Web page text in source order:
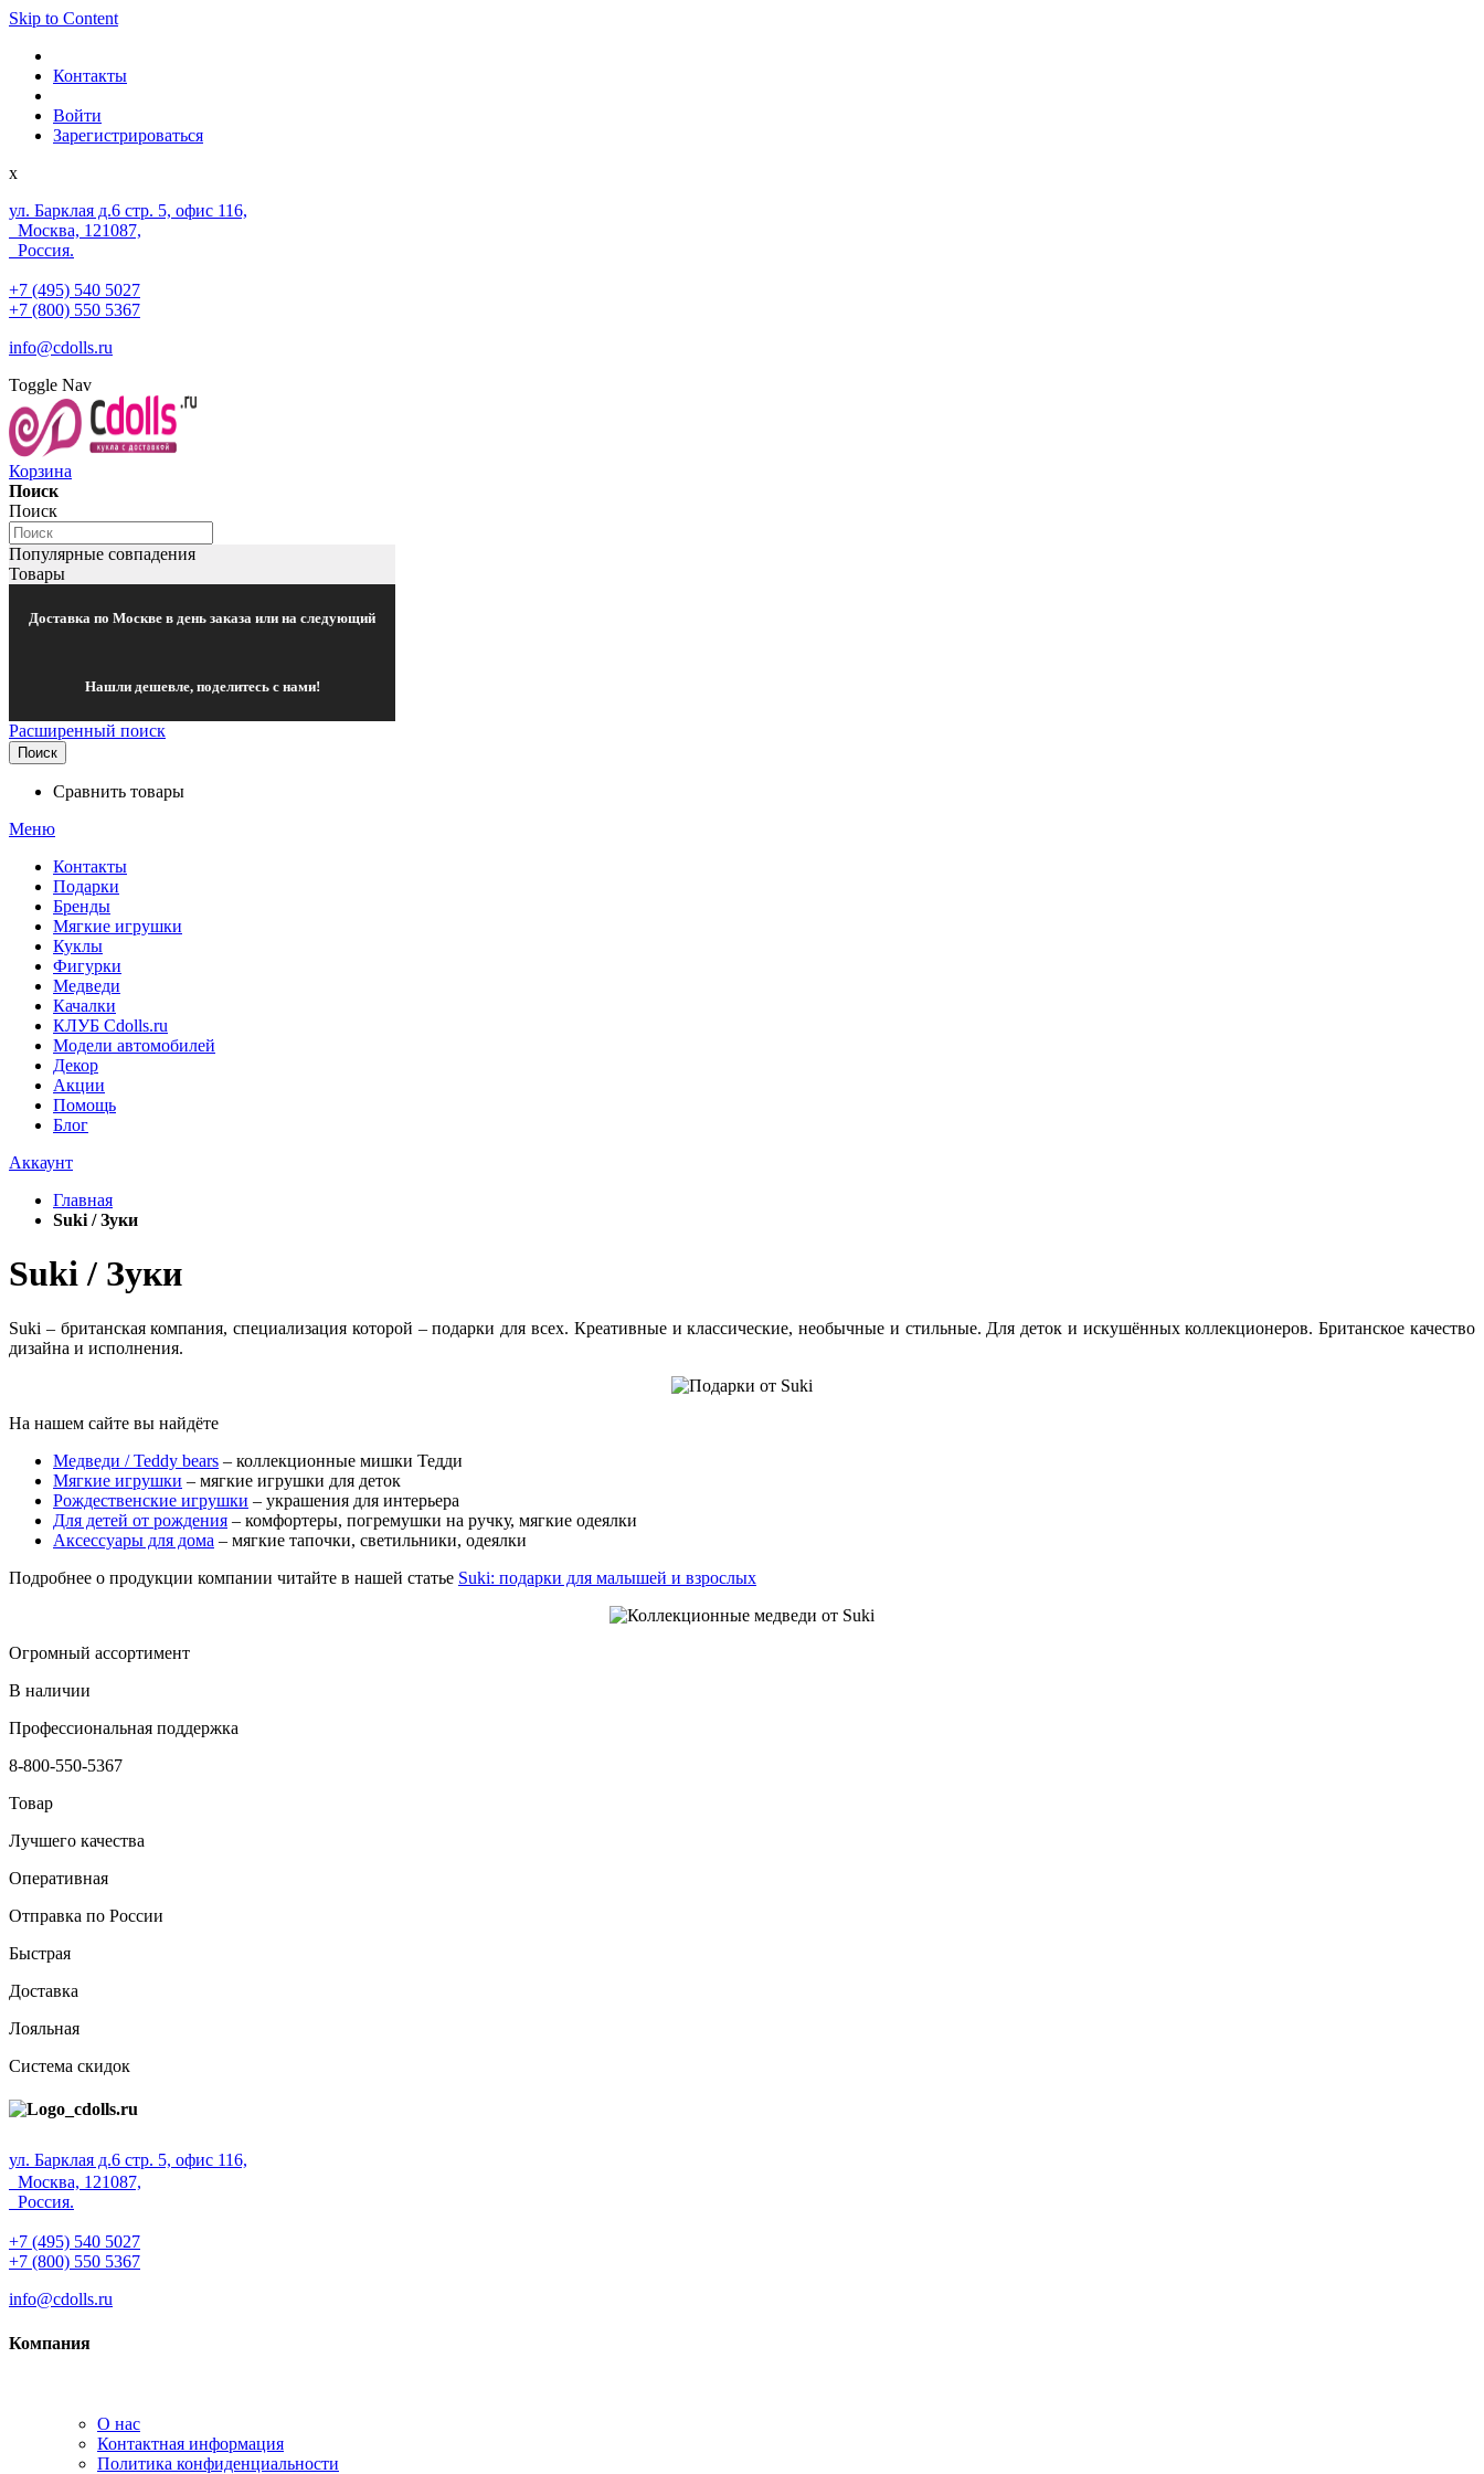
Skip to Content
Контакты
Войти
Зарегистрироваться
x
ул. Барклая д.6 стр. 5, офис 116,
Москва, 121087,
Россия.
+7 (495) 540 5027
+7 (800) 550 5367
info@cdolls.ru
Toggle Nav
Корзина
Поиск
Поиск
Популярные совпадения
Товары
Доставка по Москве в день заказа или на следующий
Нашли дешевле, поделитесь с нами!
Расширенный поиск
Поиск
Сравнить товары
Меню
Контакты
Подарки
Бренды
Мягкие игрушки
Куклы
Фигурки
Медведи
Качалки
КЛУБ Cdolls.ru
Модели автомобилей
Декор
Акции
Помощь
Блог
Аккаунт
Главная
Suki / Зуки
Suki / Зуки
Suki – британская компания, специализация которой – подарки для всех. Креативные и классические, необычные и стильные. Для деток и искушённых коллекционеров. Британское качество
дизайна и исполнения.
На нашем сайте вы найдёте
Медведи / Teddy bears – коллекционные мишки Тедди
Мягкие игрушки – мягкие игрушки для деток
Рождественские игрушки – украшения для интерьера
Для детей от рождения – комфортеры, погремушки на ручку, мягкие одеялки
Аксессуары для дома – мягкие тапочки, светильники, одеялки
Подробнее о продукции компании читайте в нашей статье Suki: подарки для малышей и взрослых
Огромный ассортимент
В наличии
Профессиональная поддержка
8-800-550-5367
Товар
Лучшего качества
Оперативная
Отправка по России
Быстрая
Доставка
Лояльная
Система скидок
ул. Барклая д.6 стр. 5, офис 116,
Москва, 121087,
Россия.
+7 (495) 540 5027
+7 (800) 550 5367
info@cdolls.ru
Компания
О нас
Контактная информация
Политика конфиденциальности